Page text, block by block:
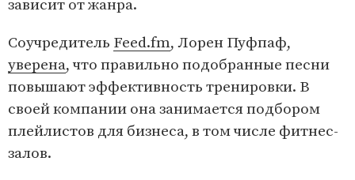
зависит от жанра.
Соучредитель Feed.fm, Лорен Пуфпаф,
уверена, что правильно подобранные песни
повышают эффективность тренировки. В
своей компании она занимается подбором
плейлистов для бизнеса, в том числе фитнес-
залов.